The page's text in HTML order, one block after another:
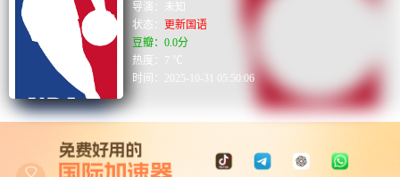
导演：
未知
状态： 更新国语
豆瓣：0.0分
热度：7 ℃
时间： 2025-10-31 05:50:06